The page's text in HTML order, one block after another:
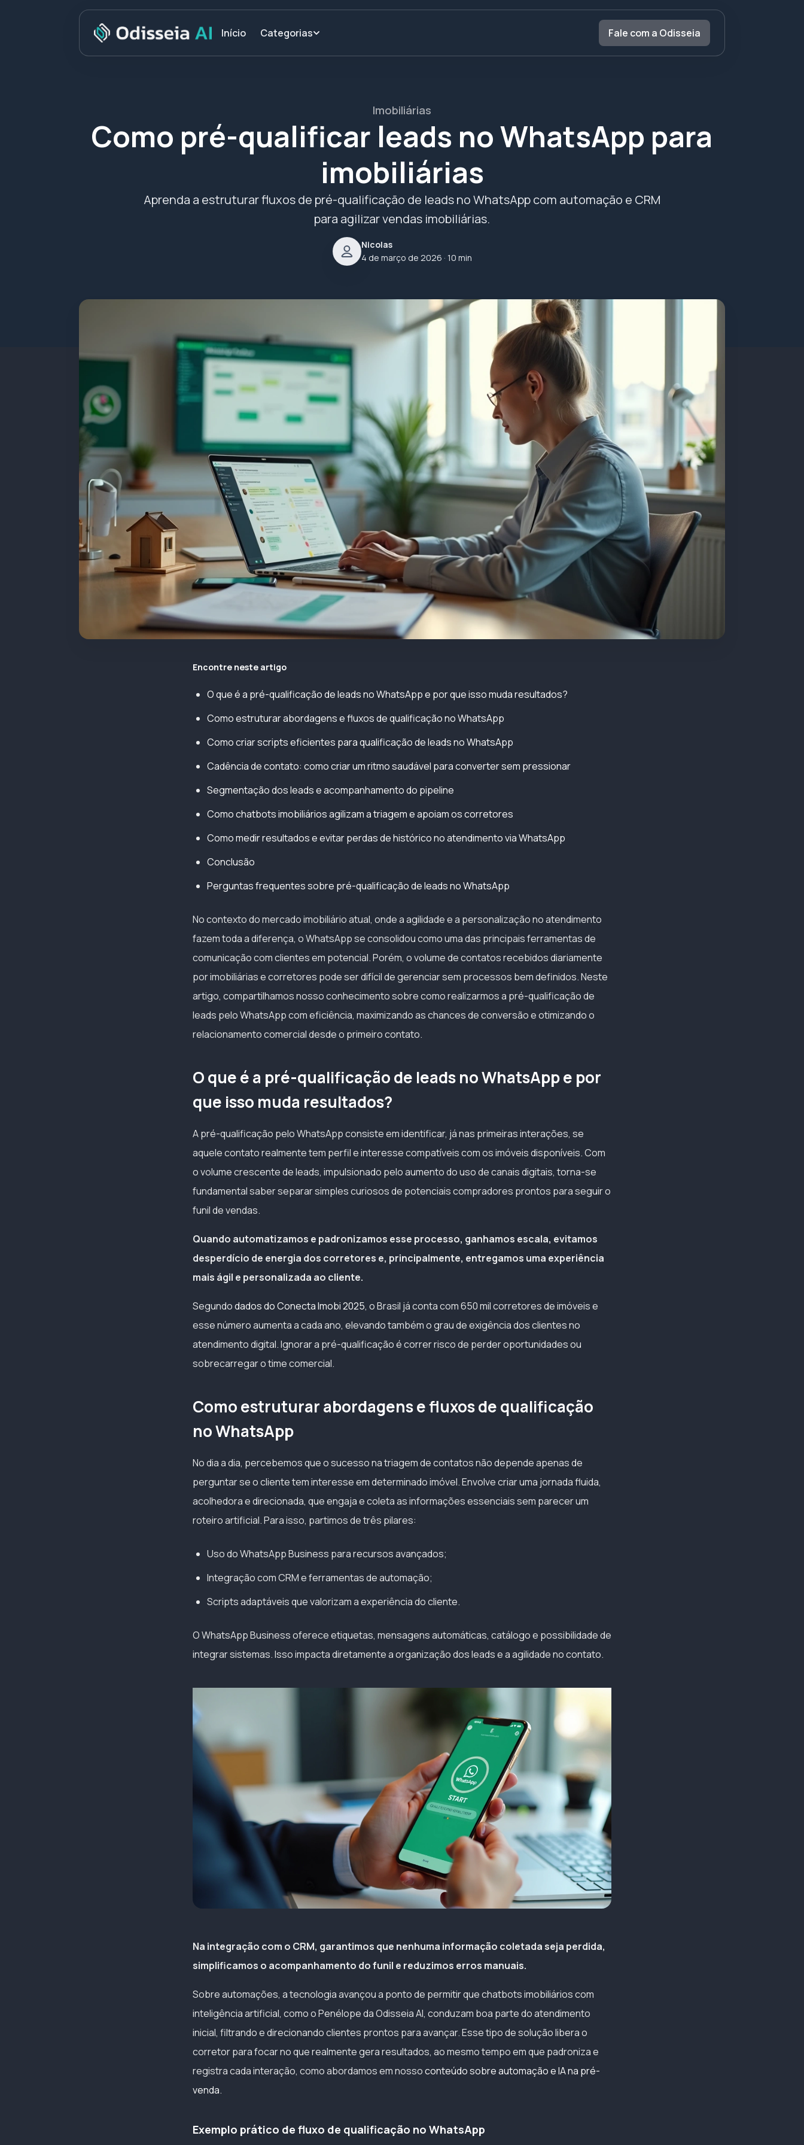
Início Categorias Fale com a Odisseia
Imobiliárias
Como pré-qualificar leads no WhatsApp para
imobiliárias
Aprenda a estruturar fluxos de pré-qualificação de leads no WhatsApp com automação e CRM
para agilizar vendas imobiliárias.
Nicolas
4 de março de 2026 · 10 min
Encontre neste artigo
O que é a pré-qualificação de leads no WhatsApp e por que isso muda resultados?
Como estruturar abordagens e fluxos de qualificação no WhatsApp
Como criar scripts eficientes para qualificação de leads no WhatsApp
Cadência de contato: como criar um ritmo saudável para converter sem pressionar
Segmentação dos leads e acompanhamento do pipeline
Como chatbots imobiliários agilizam a triagem e apoiam os corretores
Como medir resultados e evitar perdas de histórico no atendimento via WhatsApp
Conclusão
Perguntas frequentes sobre pré-qualificação de leads no WhatsApp
No contexto do mercado imobiliário atual, onde a agilidade e a personalização no atendimento
fazem toda a diferença, o WhatsApp se consolidou como uma das principais ferramentas de
comunicação com clientes em potencial. Porém, o volume de contatos recebidos diariamente
por imobiliárias e corretores pode ser difícil de gerenciar sem processos bem definidos. Neste
artigo, compartilhamos nosso conhecimento sobre como realizarmos a pré-qualificação de
leads pelo WhatsApp com eficiência, maximizando as chances de conversão e otimizando o
relacionamento comercial desde o primeiro contato.
O que é a pré-qualificação de leads no WhatsApp e por
que isso muda resultados?
A pré-qualificação pelo WhatsApp consiste em identificar, já nas primeiras interações, se
aquele contato realmente tem perfil e interesse compatíveis com os imóveis disponíveis. Com
o volume crescente de leads, impulsionado pelo aumento do uso de canais digitais, torna-se
fundamental saber separar simples curiosos de potenciais compradores prontos para seguir o
funil de vendas.
Quando automatizamos e padronizamos esse processo, ganhamos escala, evitamos
desperdício de energia dos corretores e, principalmente, entregamos uma experiência
mais ágil e personalizada ao cliente.
Segundodados do Conecta Imobi 2025, o Brasil já conta com 650 mil corretores de imóveis e
esse número aumenta a cada ano, elevando também o grau de exigência dos clientes no
atendimento digital. Ignorar a pré-qualificação é correr risco de perder oportunidades ou
sobrecarregar o time comercial.
Como estruturar abordagens e fluxos de qualificação
no WhatsApp
No dia a dia, percebemos que o sucesso na triagem de contatos não depende apenas de
perguntar se o cliente tem interesse em determinado imóvel. Envolve criar uma jornada fluida,
acolhedora e direcionada, que engaja e coleta as informações essenciais sem parecer um
roteiro artificial. Para isso, partimos de três pilares:
Uso do WhatsApp Business para recursos avançados;
Integração com CRM e ferramentas de automação;
Scripts adaptáveis que valorizam a experiência do cliente.
O WhatsApp Business oferece etiquetas, mensagens automáticas, catálogo e possibilidade de
integrar sistemas. Isso impacta diretamente a organização dos leads e a agilidade no contato.
Na integração com o CRM, garantimos que nenhuma informação coletada seja perdida,
simplificamos o acompanhamento do funil e reduzimos erros manuais.
Sobre automações, a tecnologia avançou a ponto de permitir que chatbots imobiliários com
inteligência artificial, como o Penélope da Odisseia AI, conduzam boa parte do atendimento
inicial, filtrando e direcionando clientes prontos para avançar. Esse tipo de solução libera o
corretor para focar no que realmente gera resultados, ao mesmo tempo em que padroniza e
registra cada interação, como abordamos em nossoconteúdo sobre automação e IA na pré-
venda.
Exemplo prático de fluxo de qualificação no WhatsApp